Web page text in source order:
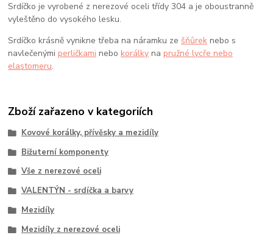
Srdíčko je vyrobené z nerezové oceli třídy 304 a je oboustranně
vyleštěno do vysokého lesku.
Srdíčko krásně vynikne třeba na náramku ze šňůrek nebo s
navlečenými perličkami nebo korálky na pružné lycře nebo
elastomeru.
Zboží zařazeno v kategoriích
Kovové korálky, přívěsky a mezidíly
Bižuterní komponenty
Vše z nerezové oceli
VALENTÝN - srdíčka a barvy
Mezidíly
Mezidíly z nerezové oceli